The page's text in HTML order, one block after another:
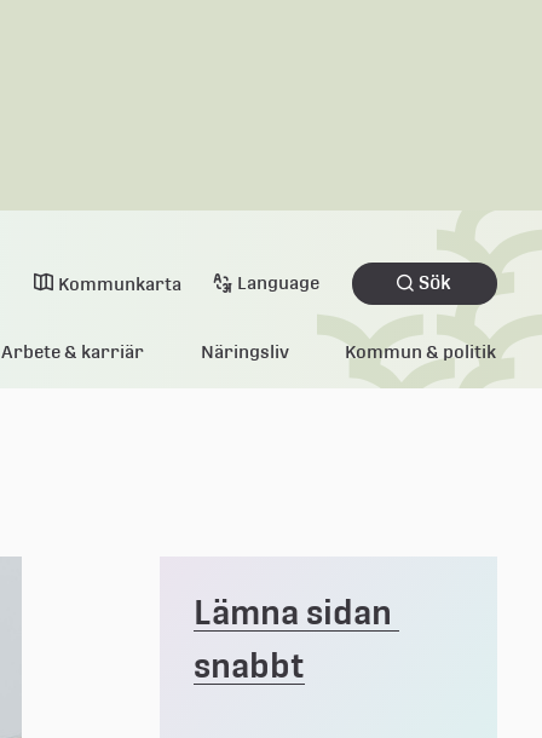
Kommunkarta Language Sök
Arbete & karriär Näringsliv Kommun & politik
Lämna sidan
snabbt